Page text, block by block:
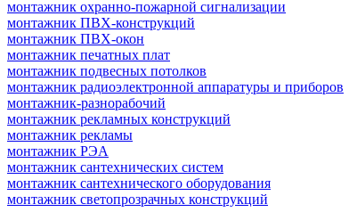
монтажник охранно-пожарной сигнализации
монтажник ПВХ-конструкций
монтажник ПВХ-окон
монтажник печатных плат
монтажник подвесных потолков
монтажник радиоэлектронной аппаратуры и приборов
монтажник-разнорабочий
монтажник рекламных конструкций
монтажник рекламы
монтажник РЭА
монтажник сантехнических систем
монтажник сантехнического оборудования
монтажник светопрозрачных конструкций